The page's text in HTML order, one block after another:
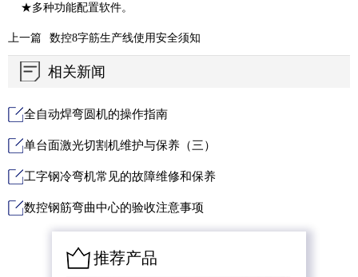
★多种功能配置软件。
上一篇 数控8字筋生产线使用安全须知
相关新闻
全自动焊弯圆机的操作指南
单台面激光切割机维护与保养（三）
工字钢冷弯机常见的故障维修和保养
数控钢筋弯曲中心的验收注意事项
推荐产品